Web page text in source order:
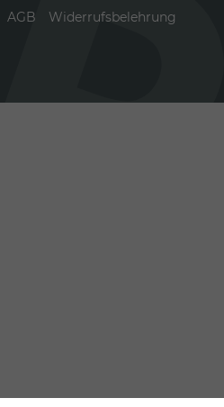
AGB Widerrufsbelehrung